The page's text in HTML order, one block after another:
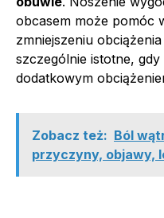
obcasem może pomóc
zmniejszeniu
szczególnie istotne,
dodatkowym
Zobacz też: Ból
przyczyny, objawy,